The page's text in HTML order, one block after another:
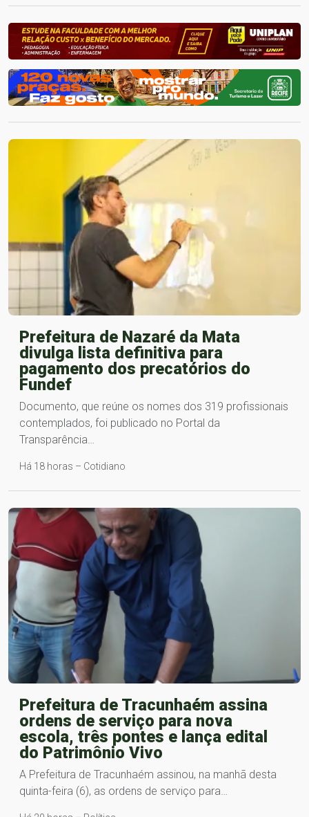
Prefeitura de Nazaré da Mata
divulga lista definitiva para
pagamento dos precatórios do
Fundef
Documento, que reúne os nomes dos 319 profissionais
contemplados, foi publicado no Portal da
Transparência…
Há 18 horas – Cotidiano
Prefeitura de Tracunhaém assina
ordens de serviço para nova
escola, três pontes e lança edital
do Patrimônio Vivo
A Prefeitura de Tracunhaém assinou, na manhã desta
quinta-feira (6), as ordens de serviço para…